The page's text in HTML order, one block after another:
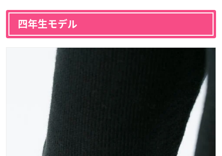
四年生モデル